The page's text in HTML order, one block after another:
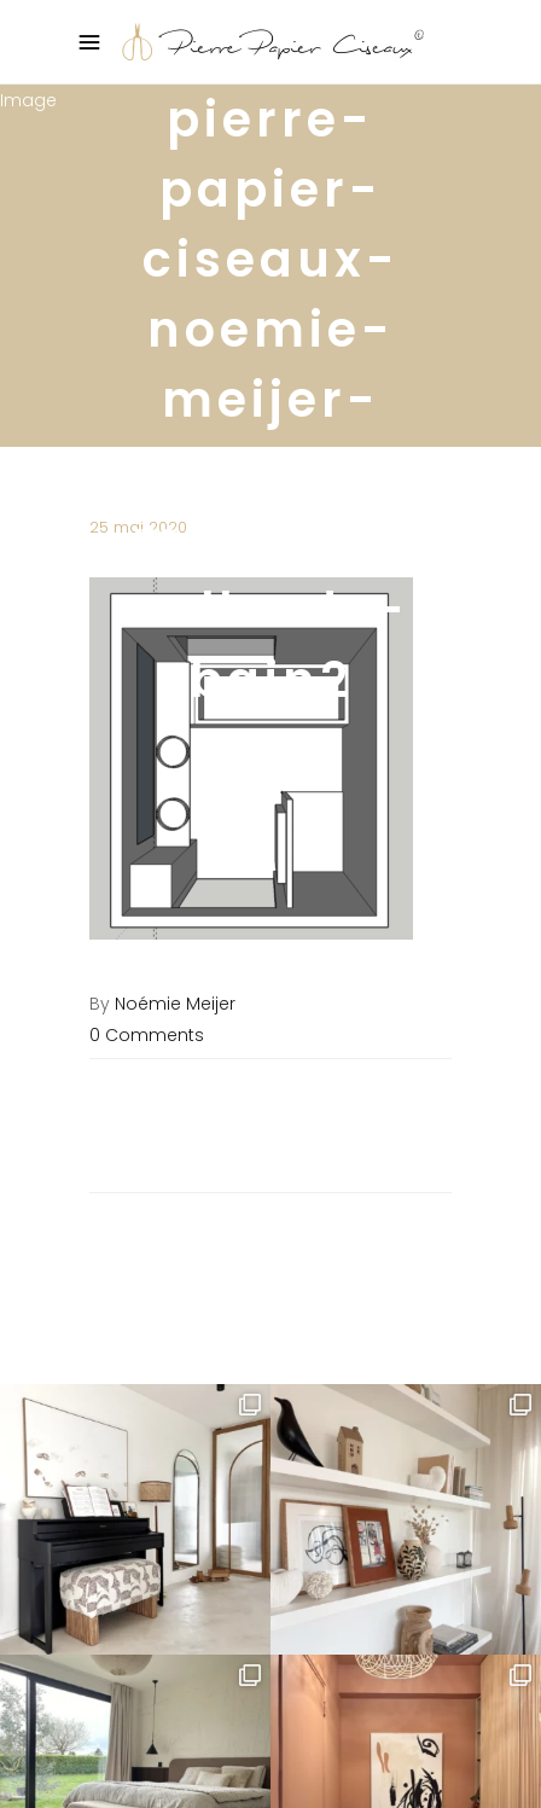
pierre-
papier-
ciseaux-
noemie-
meijer-
projet-
moisson-
salle-de-
bain2
25 mai 2020
By Noémie Meijer
0 Comments